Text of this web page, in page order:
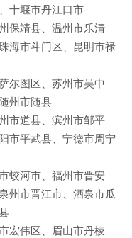
十堰市丹江口市
保靖县、温州市乐清
海市斗门区、昆明市禄
尔图区、苏州市吴中
州市随县
市道县、滨州市邹平
市平武县、宁德市周宁
蛟河市、福州市晋安
州市晋江市、酒泉市瓜
宏伟区、眉山市丹棱